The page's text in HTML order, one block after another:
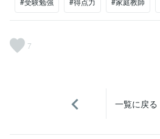
7
一覧に戻る